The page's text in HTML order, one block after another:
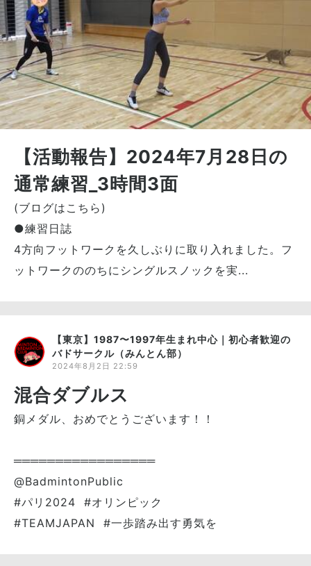
【活動報告】2024年7月28日の
通常練習_3時間3面
(ブログはこちら)
●練習日誌
4方向フットワークを久しぶりに取り入れました。フ
ットワークののちにシングルスノックを実...
【東京】1987〜1997年生まれ中心｜初心者歓迎の
バドサークル（みんとん部）
2024年8月2日 22:59
混合ダブルス
銅メダル、おめでとうございます！！
═════════════════
@BadmintonPublic
#パリ2024 #オリンピック
#TEAMJAPAN #一歩踏み出す勇気を